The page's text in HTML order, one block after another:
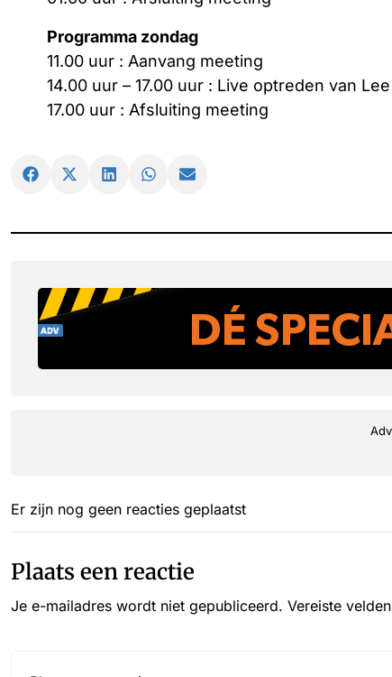
Programma zondag
11.00 uur : Aanvang meeting
14.00 uur – 17.00 uur : Live optreden van
17.00 uur : Afsluiting meeting
Er zijn nog geen reacties geplaatst
Plaats een reactie
Je e-mailadres wordt niet gepubliceerd. Vereiste